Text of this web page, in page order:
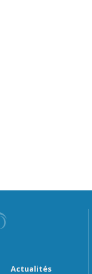
Actualités